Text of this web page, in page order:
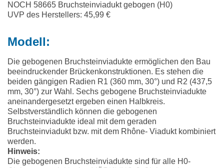
NOCH 58665 Bruchsteinviadukt gebogen (H0)
UVP des Herstellers: 45,99 €
Modell:
Die gebogenen Bruchsteinviadukte ermöglichen den Bau
beeindruckender Brückenkonstruktionen. Es stehen die
beiden gängigen Radien R1 (360 mm, 30°) und R2 (437,5
mm, 30°) zur Wahl. Sechs gebogene Bruchsteinviadukte
aneinandergesetzt ergeben einen Halbkreis.
Selbstverständlich können die gebogenen
Bruchsteinviadukte ideal mit dem geraden
Bruchsteinviadukt bzw. mit dem Rhône- Viadukt kombiniert
werden.
Hinweis:
Die gebogenen Bruchsteinviadukte sind für alle H0-